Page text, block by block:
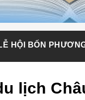
HỘI BỐN
lịch